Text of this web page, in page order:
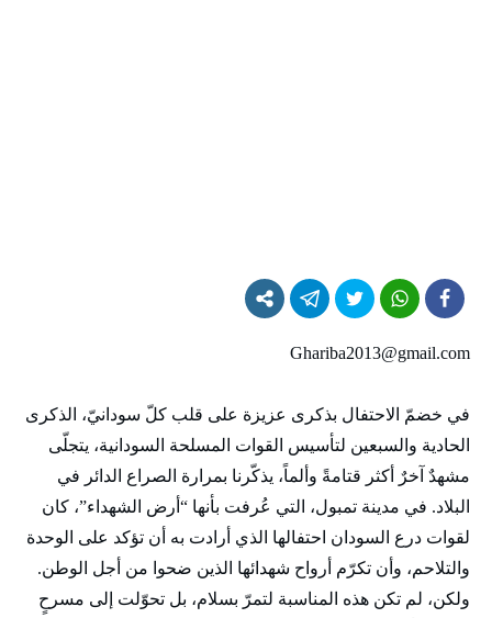
Ghariba2013@gmail.com
في خضمّ الاحتفال بذكرى عزيزة على قلب كلّ سودانيّ، الذكرى
الحادية والسبعين لتأسيس القوات المسلحة السودانية، يتجلّى
مشهدٌ آخرٌ أكثر قتامةً وألماً، يذكّرنا بمرارة الصراع الدائر في
البلاد. في مدينة تمبول، التي عُرفت بأنها “أرض الشهداء”، كان
لقوات درع السودان احتفالها الذي أرادت به أن تؤكد على الوحدة
والتلاحم، وأن تكرّم أرواح شهدائها الذين ضحوا من أجل الوطن.
ولكن، لم تكن هذه المناسبة لتمرّ بسلام، بل تحوّلت إلى مسرحٍ